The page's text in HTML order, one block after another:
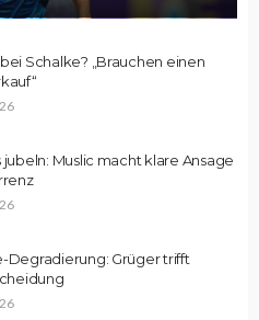
Schalke? „Brauchen einen
jubeln: Muslic macht klare Ansage
Degradierung: Grüger trifft